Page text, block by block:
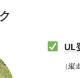
UL
（縦走